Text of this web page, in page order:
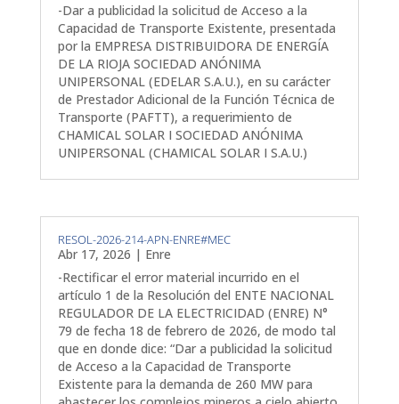
-Dar a publicidad la solicitud de Acceso a la
Capacidad de Transporte Existente, presentada
por la EMPRESA DISTRIBUIDORA DE ENERGÍA
DE LA RIOJA SOCIEDAD ANÓNIMA
UNIPERSONAL (EDELAR S.A.U.), en su carácter
de Prestador Adicional de la Función Técnica de
Transporte (PAFTT), a requerimiento de
CHAMICAL SOLAR I SOCIEDAD ANÓNIMA
UNIPERSONAL (CHAMICAL SOLAR I S.A.U.)
RESOL-2026-214-APN-ENRE#MEC
Abr 17, 2026 | Enre
-Rectificar el error material incurrido en el
artículo 1 de la Resolución del ENTE NACIONAL
REGULADOR DE LA ELECTRICIDAD (ENRE) N°
79 de fecha 18 de febrero de 2026, de modo tal
que en donde dice: “Dar a publicidad la solicitud
de Acceso a la Capacidad de Transporte
Existente para la demanda de 260 MW para